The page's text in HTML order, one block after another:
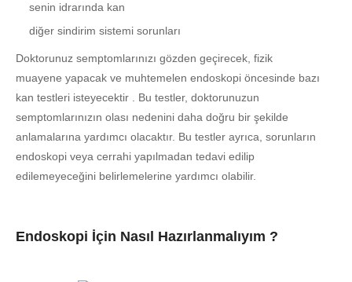
senin idrarında kan
diğer sindirim sistemi sorunları
Doktorunuz semptomlarınızı gözden geçirecek, fizik
muayene yapacak ve muhtemelen endoskopi öncesinde bazı
kan testleri isteyecektir . Bu testler, doktorunuzun
semptomlarınızın olası nedenini daha doğru bir şekilde
anlamalarına yardımcı olacaktır. Bu testler ayrıca, sorunların
endoskopi veya cerrahi yapılmadan tedavi edilip
edilemeyeceğini belirlemelerine yardımcı olabilir.
Endoskopi İçin Nasıl Hazırlanmalıyım ?